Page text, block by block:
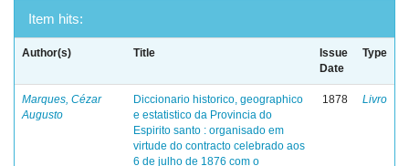
Item hits:
Author(s) Title
Issue
Date
Type
Marques, Cézar
Augusto
Diccionario historico, geographico
e estatistico da Provincia do
Espirito santo : organisado em
virtude do contracto celebrado aos
6 de julho de 1876 com o
1878 Livro